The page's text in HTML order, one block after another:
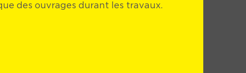
des ouvrages durant les travaux.